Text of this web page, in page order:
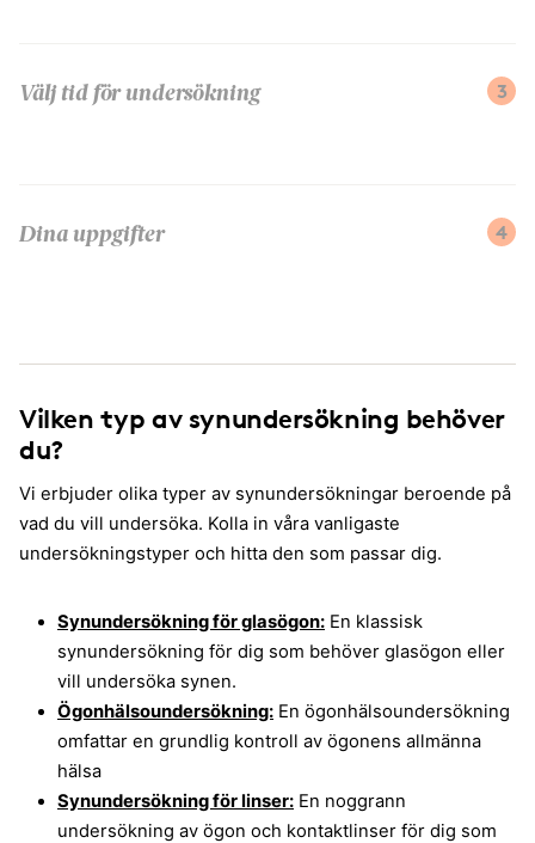
3
Välj tid för undersökning
4
Dina uppgifter
Vilken typ av synundersökning behöver
du?
Vi erbjuder olika typer av synundersökningar beroende på
vad du vill undersöka. Kolla in våra vanligaste
undersökningstyper och hitta den som passar dig.
Synundersökning för glasögon: En klassisk
synundersökning för dig som behöver glasögon eller
vill undersöka synen.
Ögonhälsoundersökning: En ögonhälsoundersökning
omfattar en grundlig kontroll av ögonens allmänna
hälsa
Synundersökning för linser: En noggrann
undersökning av ögon och kontaktlinser för dig som